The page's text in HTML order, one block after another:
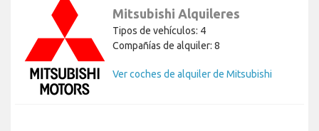
Mitsubishi Alquileres
Tipos de vehículos: 4
Compañías de alquiler: 8
Ver coches de alquiler de Mitsubishi